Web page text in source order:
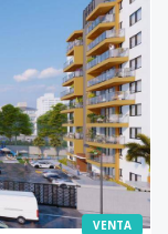
VENTA